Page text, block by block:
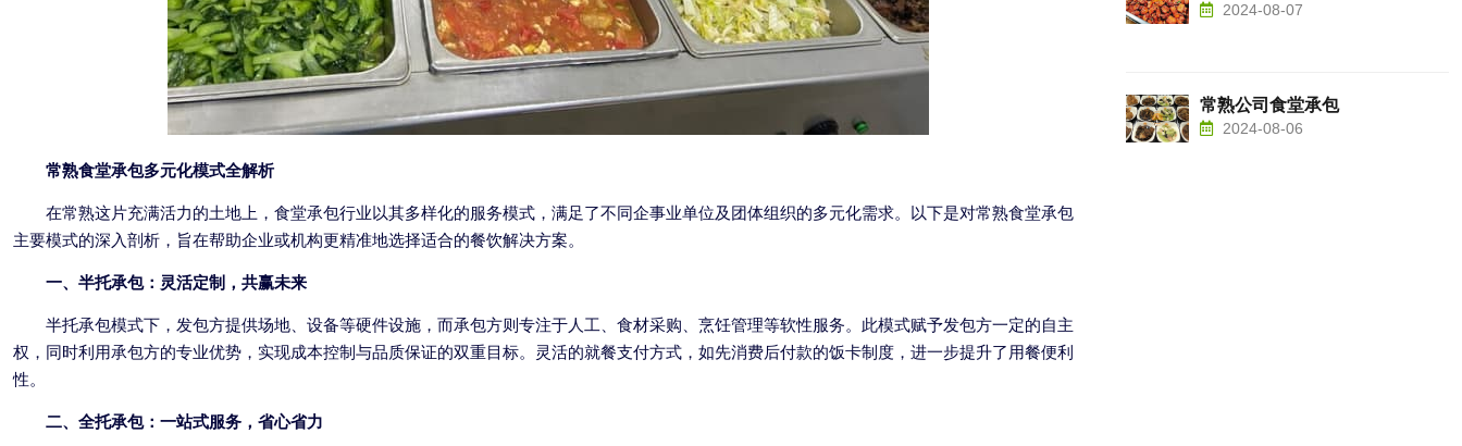
常熟食堂承包多元化模式全解析
在常熟这片充满活力的土地上，食堂承包行业以其多样化的服务模式，满足了不同企事业单位及团体组织的多元化需求。以下是对常熟食堂承包
主要模式的深入剖析，旨在帮助企业或机构更精准地选择适合的餐饮解决方案。
一、半托承包：灵活定制，共赢未来
半托承包模式下，发包方提供场地、设备等硬件设施，而承包方则专注于人工、食材采购、烹饪管理等软性服务。此模式赋予发包方一定的自主
权，同时利用承包方的专业优势，实现成本控制与品质保证的双重目标。灵活的就餐支付方式，如先消费后付款的饭卡制度，进一步提升了用餐便利
性。
二、全托承包：一站式服务，省心省力
2024-08-07
常熟公司食堂承包
2024-08-06